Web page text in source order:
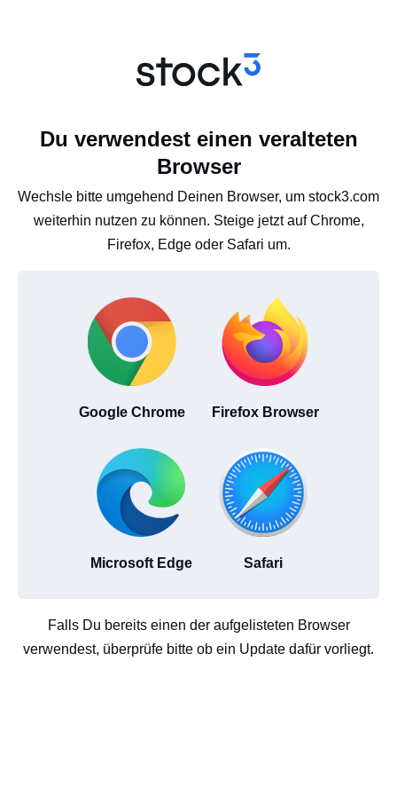
Du verwendest einen veralteten
Browser
Wechsle bitte umgehend Deinen Browser, um stock3.com
weiterhin nutzen zu können. Steige jetzt auf Chrome,
Firefox, Edge oder Safari um.
Google Chrome Firefox Browser
Microsoft Edge Safari
Falls Du bereits einen der aufgelisteten Browser
verwendest, überprüfe bitte ob ein Update dafür vorliegt.